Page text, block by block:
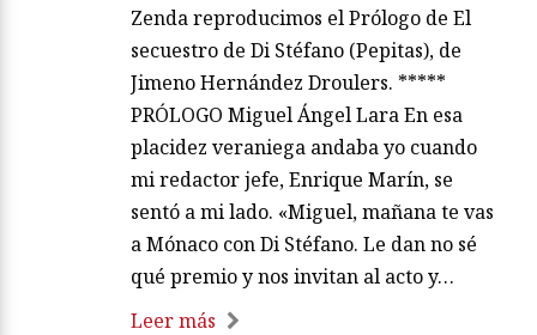
Zenda reproducimos el Prólogo de El
secuestro de Di Stéfano (Pepitas), de
Jimeno Hernández Droulers. *****
PRÓLOGO Miguel Ángel Lara En esa
placidez veraniega andaba yo cuando
mi redactor jefe, Enrique Marín, se
sentó a mi lado. «Miguel, mañana te vas
a Mónaco con Di Stéfano. Le dan no sé
qué premio y nos invitan al acto y…
Leer más